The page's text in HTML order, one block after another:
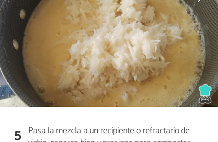
5 Pasa la mezcla a un recipiente o refractario de